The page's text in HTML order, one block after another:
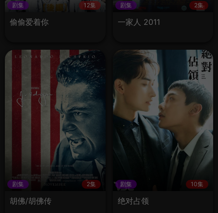
剧集 12集
偷偷爱着你
剧集 2集
一家人 2011
剧集 2集
胡佛/胡佛传
剧集 10集
绝对占领